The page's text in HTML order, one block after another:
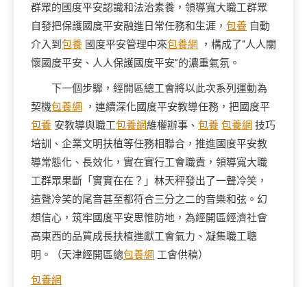
群眾的國度平安認識和法治素養，領導寬大職工群眾
自發把保護國度平安融進日常任務和生涯， 包養 自動
介入到 包養 國度平安管理中來包養網
，構成了“人人關
懷國度平安、人人保護國度平安”的濃重氣氛。
下一個步驟，經開區總工會將以此次系列運動為
契機包養網
，連續深化國度平安教導任務，把國度平
包養 安教導與職工包養網維權辦事、 包養 包養網 技巧
培訓、企業文明扶植等任務相聯合，推進國度平安教
導常態化、長效化，實在實行工會職責，領導寬大職
工群眾果斷「實實在在？」林天秤發出了一聲冷笑，
這聲冷笑的尾音甚至都符合三分之二的音樂和弦。幻
想信心，筑牢國度平安思惟防地，為經開區經濟社會
高東西的品質成長扶植進獻工會氣力、凝集職工聰
明。（天津經開區總包養網 工會供稿）
包養網